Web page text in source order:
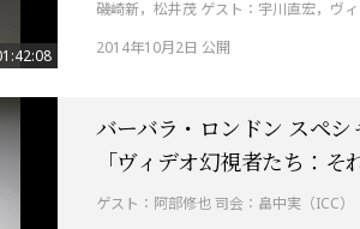
磯崎新，松井茂 ゲスト：宇川直宏，ヴ
2014年10月2日 公開
バーバラ・ロンドン スペシ
「ヴィデオ幻視者たち：
ゲスト：阿部修也 司会：畠中実（ICC）